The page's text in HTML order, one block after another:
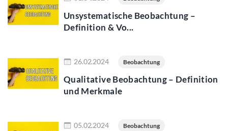
Unsystematische Beobachtung –
Definition & Vo...
26.02.2024 Beobachtung
Qualitative Beobachtung – Definition
und Merkmale
05.02.2024 Beobachtung